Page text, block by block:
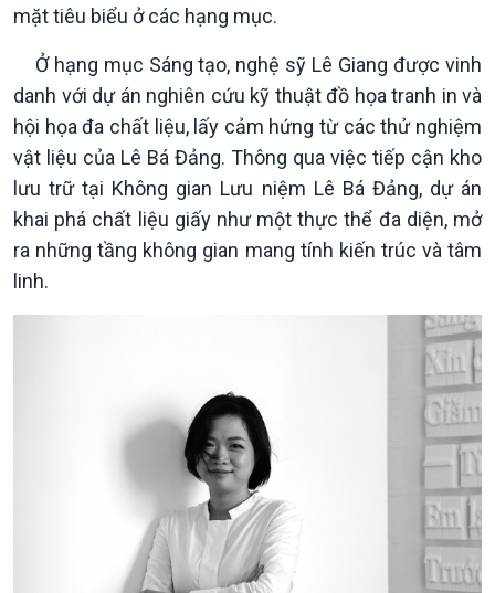
mặt tiêu biểu ở các hạng mục.
Ở hạng mục Sáng tạo, nghệ sỹ Lê Giang được vinh
danh với dự án nghiên cứu kỹ thuật đồ họa tranh in và
hội họa đa chất liệu, lấy cảm hứng từ các thử nghiệm
vật liệu của Lê Bá Đảng. Thông qua việc tiếp cận kho
lưu trữ tại Không gian Lưu niệm Lê Bá Đảng, dự án
khai phá chất liệu giấy như một thực thể đa diện, mở
ra những tầng không gian mang tính kiến trúc và tâm
linh.